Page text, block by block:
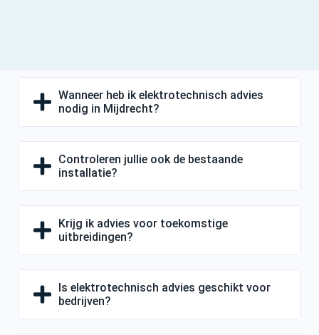
Wanneer heb ik elektrotechnisch advies
nodig in Mijdrecht?
Controleren jullie ook de bestaande
installatie?
Krijg ik advies voor toekomstige
uitbreidingen?
Is elektrotechnisch advies geschikt voor
bedrijven?